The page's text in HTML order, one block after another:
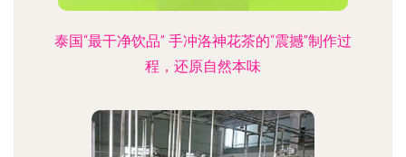
泰国“最干净饮品” 手冲洛神花茶的“震撼”制作过
程，还原自然本味